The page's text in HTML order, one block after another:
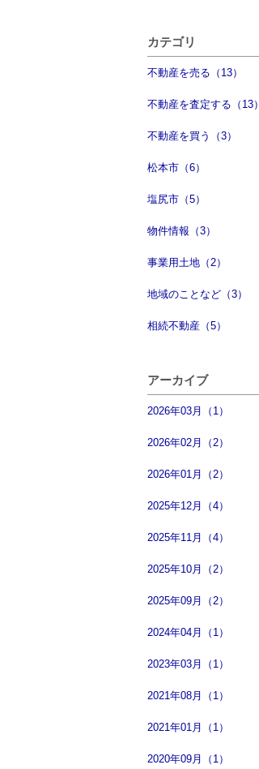
カテゴリ
不動産を売る（13）
不動産を査定する（13）
不動産を買う（3）
松本市（6）
塩尻市（5）
物件情報（3）
事業用土地（2）
地域のことなど（3）
相続不動産（5）
アーカイブ
2026年03月（1）
2026年02月（2）
2026年01月（2）
2025年12月（4）
2025年11月（4）
2025年10月（2）
2025年09月（2）
2024年04月（1）
2023年03月（1）
2021年08月（1）
2021年01月（1）
2020年09月（1）